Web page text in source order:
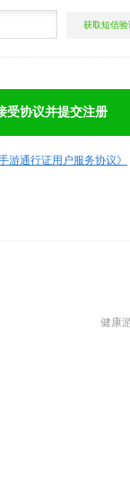
受协议并提交注册
游通行证用户服务协议》
健康